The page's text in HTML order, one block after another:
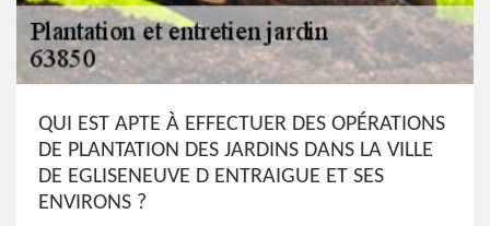
QUI EST APTE À EFFECTUER DES OPÉRATIONS
DE PLANTATION DES JARDINS DANS LA VILLE
DE EGLISENEUVE D ENTRAIGUE ET SES
ENVIRONS ?